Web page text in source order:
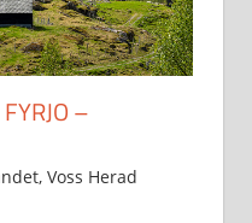
–
, Voss Herad